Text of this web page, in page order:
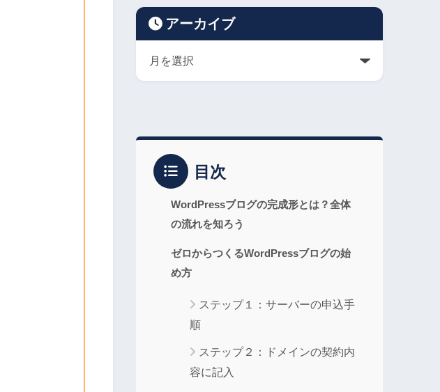
アーカイブ
目次
WordPressブログの完成形とは？全体
の流れを知ろう
ゼロからつくるWordPressブログの始
め方
ステップ１：サーバーの申込手
順
ステップ２：ドメインの契約内
容に記入